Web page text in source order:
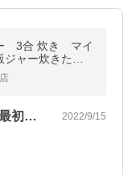
ー 3合 炊き マイ
ャー炊きたて J
一人暮らしのために購入しました最初は家… 2022/9/15